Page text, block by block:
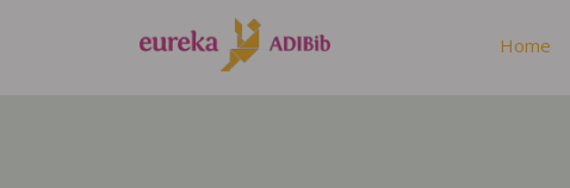
Home